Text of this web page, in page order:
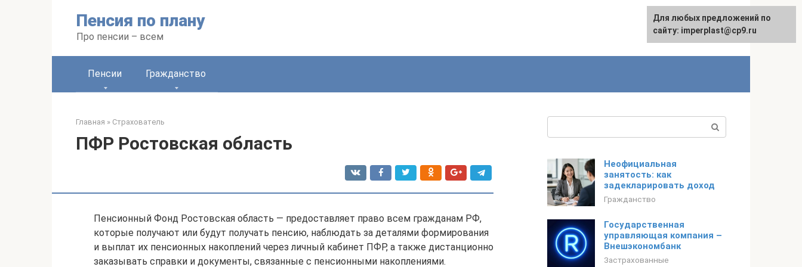
Пенсия по плану
Про пенсии – всем
Пенсии Гражданство
Главная » Страхователь
ПФР Ростовская область
Пенсионный Фонд Ростовская область — предоставляет право всем гражданам РФ,
которые получают или будут получать пенсию, наблюдать за деталями формирования
и выплат их пенсионных накоплений через личный кабинет ПФР, а также дистанционно
заказывать справки и документы, связанные с пенсионными накоплениями.
Неофициальная
занятость: как
задекларировать доход
Гражданство
Государственная
управляющая компания –
Внешэкономбанк
Застрахованные
Для любых предложений по
сайту: imperplast@cp9.ru